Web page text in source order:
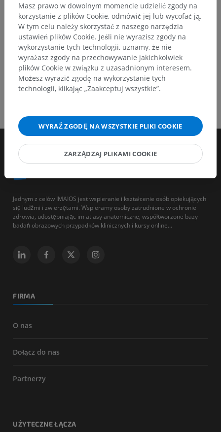
POBIERZ APLIKACJĘ
Jednym z celów IMAIOS jest wspieranie i kształcenie osób opiekujących
się ludźmi i zwierzętami. Wspieramy osoby zatrudnione w ochronie
zdrowia, udostępniając im atlasy anatomiczne, współtworzone bazy
badań obrazowych przypadków klinicznych i kursy online...
FIRMA
O nas
Dołącz do nas
Partnerzy
UŻYTECZNE ŁĄCZA
Masz prawo w dowolnym momencie udzielić zgody na
korzystanie z plików Cookie, odmówić jej lub wycofać ją.
W tym celu należy skorzystać z naszego narzędzia
ustawień plików Cookie. Jeśli nie wyrazisz zgody na
wykorzystanie tych technologii, uznamy, że nie
wyrażasz zgody na przechowywanie jakichkolwiek
plików Cookie w związku z uzasadnionym interesem.
Możesz wyrazić zgodę na wykorzystanie tych
technologii, klikając „Zaakceptuj wszystkie”.
WYRAŹ ZGODĘ NA WSZYSTKIE PLIKI COOKIE
ZARZĄDZAJ PLIKAMI COOKIE